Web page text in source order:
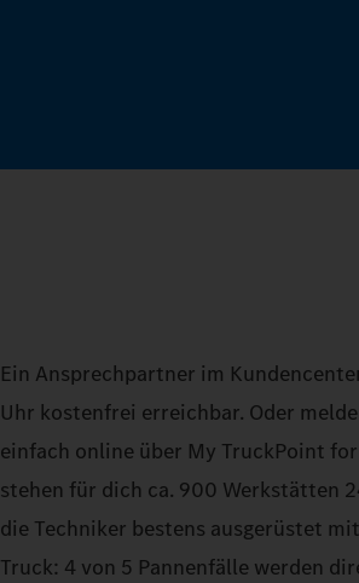
Ein Ansprechpartner im
Uhr kostenfrei erreichbar. Oder
einfach online über My TruckPoint
stehen für dich ca. 900 Werkstätten
die Techniker bestens ausgerüstet
Truck: 4 von 5 Pannenfälle werden